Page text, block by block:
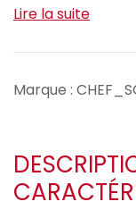
Lire la suite
Marque :